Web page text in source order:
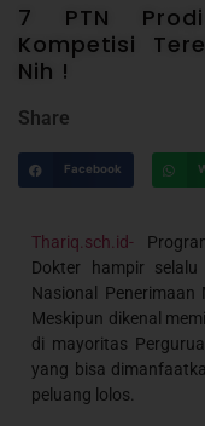
7 PTN
Kompetisi
Nih !
Share
Facebook
Thariq.sch.id-
Dokter hampir
Nasional Penerimaan
Meskipun dikenal
di mayoritas
yang bisa
peluang lolos.